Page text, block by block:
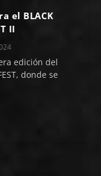
el BLACK
II
edición del
donde se